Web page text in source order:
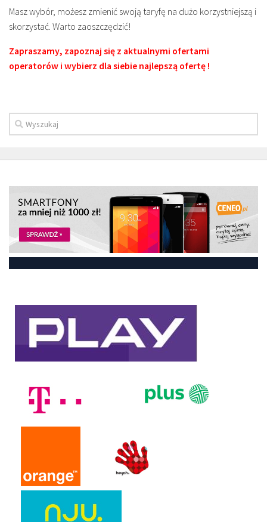
Masz wybór, możesz zmienić swoją taryfę na dużo korzystniejszą i
skorzystać. Warto zaoszczędzić!
Zapraszamy, zapoznaj się z aktualnymi ofertami
operatorów i wybierz dla siebie najlepszą ofertę !